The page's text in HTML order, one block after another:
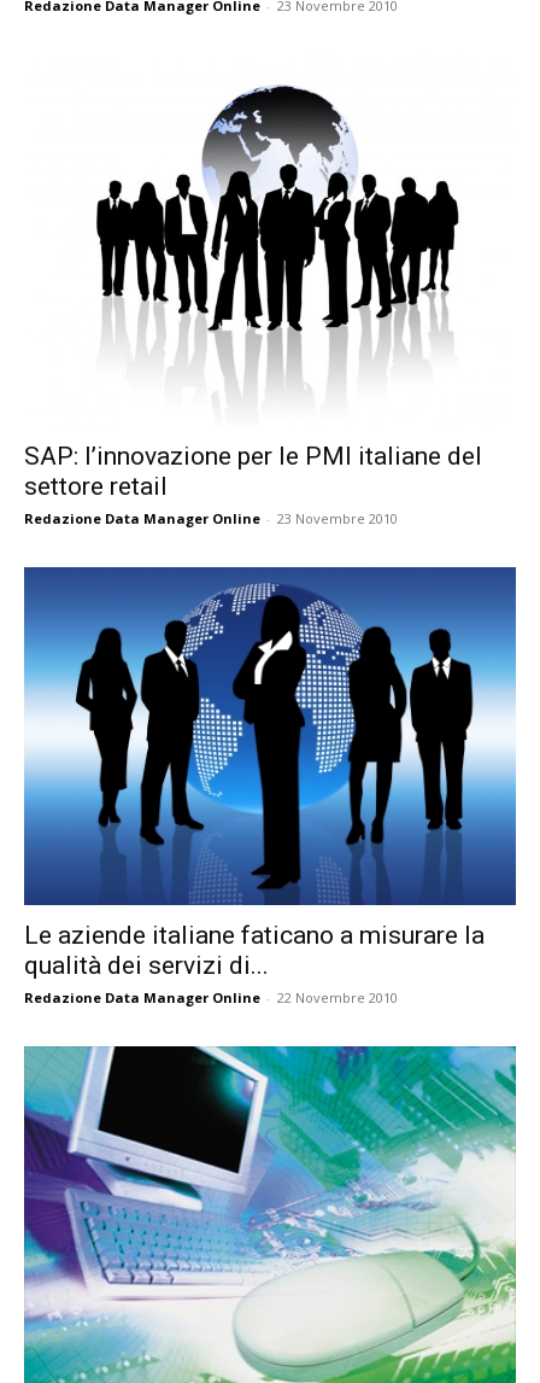
Redazione Data Manager Online - 23 Novembre 2010
SAP: l’innovazione per le PMI italiane del
settore retail
Redazione Data Manager Online - 23 Novembre 2010
Le aziende italiane faticano a misurare la
qualità dei servizi di...
Redazione Data Manager Online - 22 Novembre 2010